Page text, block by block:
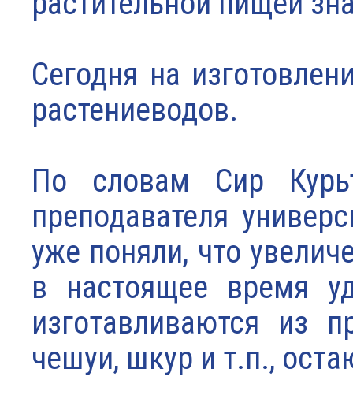
Сегодня на
растениеводов.
По словам Сир
преподавателя
уже поняли, что
в настоящее время
изготавливаются из
чешуи, шкур и т.п.,